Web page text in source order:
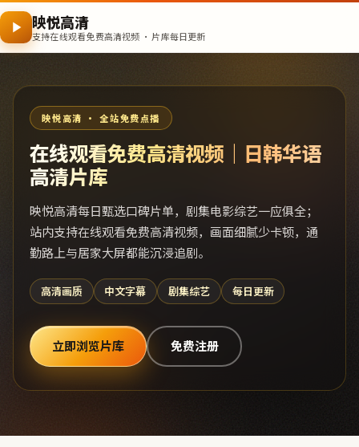
映悦高清
支持在线观看免费高清视频 · 片库每日更新
映悦高清 · 全站免费点播
在线观看免费高清视频｜日韩华语
高清片库
映悦高清每日甄选口碑片单，剧集电影综艺一应俱全；
站内支持在线观看免费高清视频，画面细腻少卡顿，通
勤路上与居家大屏都能沉浸追剧。
高清画质 中文字幕 剧集综艺 每日更新
立即浏览片库 免费注册